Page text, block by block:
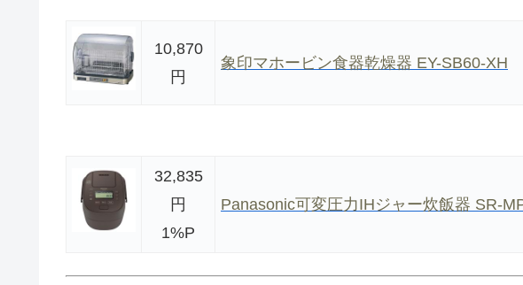
10,870
円
象印マホービン食器乾燥器 EY-SB60-XH
32,835
円
1%P
Panasonic可変圧力IHジャー炊飯器 SR-